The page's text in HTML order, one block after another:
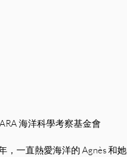
海洋科學考察基金會
，一直熱愛海洋的 Agnès 和